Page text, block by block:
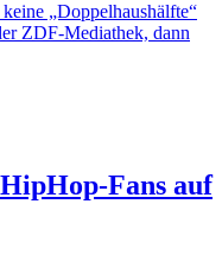
„Doppelhaushälfte“
ZDF-Mediathek, dann
Fans auf